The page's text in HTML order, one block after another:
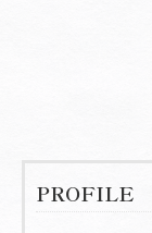
PROFILE